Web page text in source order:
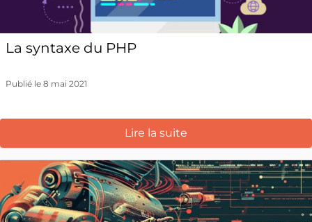
La syntaxe du PHP
Publié le 8 mai 2021
Lire la suite